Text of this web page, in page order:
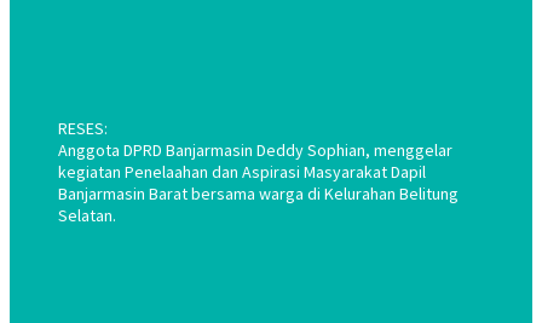
RESES:
Anggota DPRD Banjarmasin Deddy Sophian, menggelar
kegiatan Penelaahan dan Aspirasi Masyarakat Dapil
Banjarmasin Barat bersama warga di Kelurahan Belitung
Selatan.